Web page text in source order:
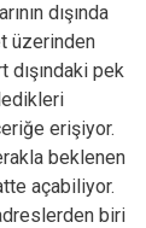
dışında
üzerinden
dışındaki pek
erişiyor.
beklenen
açabiliyor.
biri